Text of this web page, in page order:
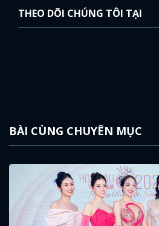
THEO DÕI CHÚNG TÔI TẠI
BÀI CÙNG CHUYÊN MỤC